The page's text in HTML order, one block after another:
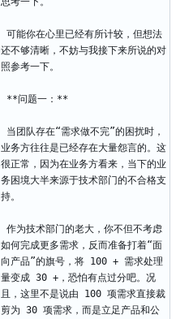
可能你在心里已经有所计较，但想法
还不够清晰，不妨与我接下来所说的对
照参考一下。
**问题一：**
当团队存在“需求做不完”的困扰时，
业务方往往是已经存在大量怨言的。这
很正常，因为在业务方看来，当下的业
务困境大半来源于技术部门的不合格支
持。
作为技术部门的老大，你不但不考虑
如何完成更多需求，反而准备打着“面
向产品”的旗号，将 100 + 需求处理
量变成 30 +，恐怕有点过分吧。况
且，这里不是说由 100 项需求直接裁
剪为 30 项需求，而是立足产品和公